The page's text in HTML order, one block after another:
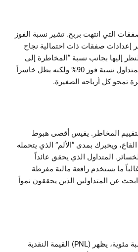
التي انتهت بربح. تشير نسبة الفوز
إعدادات صفقات ذات احتمالية نجاح
إليها بجانب نسبة “المخاطرة إلى
المكافأة”؛ فقد يمتلك المتداول نسبة فوز 90% ولكنه يظل خاسراً
تمحو كل أرباحه الصغيرة.
المخاطر. يقيس أقصى هبوط
ويخبرك بمدى “الألم” الذي يتحمله
المتداول الذي يحقق عائداً
ما يستخدم رافعة مالية مفرطة
عن المتداولين الذين يحققون نمواً
بينما العائد (ROI) هو نسبة مئوية، يظهر (PNL) القيمة النقدية